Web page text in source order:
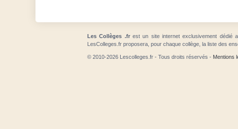
Les Collèges .frest un site internet exclusivement dédié
LesColleges.fr proposera, pour chaque collège, la liste des
© 2010-2026 Lescolleges.fr - Tous droits réservés - Mentions